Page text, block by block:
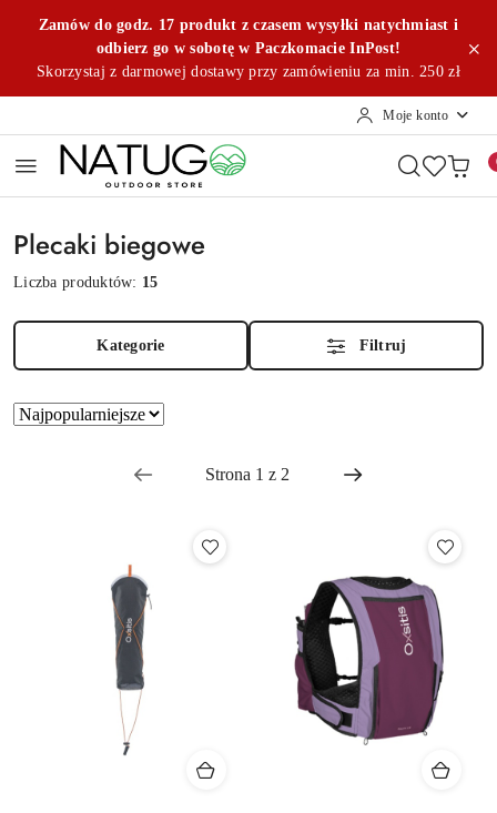
Przejdź do treści głównej
Przejdź do wyszukiwarki
Przejdź do moje konto
Przejdź do menu głównego
Przejdź do stopki
Zamów do godz. 17 produkt z czasem wysyłki natychmiast i
odbierz go w sobotę w Paczkomacie InPost!
Skorzystaj z darmowej dostawy przy zamówieniu za min. 250 zł
Moje konto
Plecaki biegowe
Liczba produktów: 15
Kategorie Filtruj
Zastosowano
Najpopularniejsze.
Sortuj